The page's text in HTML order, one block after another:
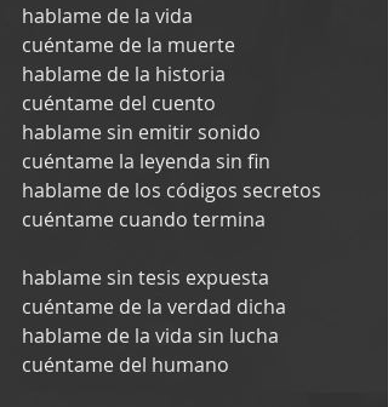
hablame de la vida
cuéntame de la muerte
hablame de la historia
cuéntame del cuento
hablame sin emitir sonido
cuéntame la leyenda sin fin
hablame de los códigos secretos
cuéntame cuando termina
hablame sin tesis expuesta
cuéntame de la verdad dicha
hablame de la vida sin lucha
cuéntame del humano